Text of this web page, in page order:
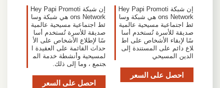
إن شبكة Hey Papi Promoti
ons Network هي شبكة وسا
ئط اجتماعية مسيحية عالمية
صديقة للأسرة تُستخدم أسا
سًا لإبقاء الأشخاص على اط
لاع دائم على المستندة إلى
الدين المسيحي
احصل على السعر
إن شبكة Hey Papi Promoti
ons Network هي شبكة وسا
ئط اجتماعية مسيحية عالمية
صديقة للأسرة تُستخدم أسا
سًا لإطلاع الأشخاص على الأ
حداث القائمة على العقيدة ا
لمسيحية وأنشطة خدمة الم
جتمع ، وما إلى ذلك.
احصل على السعر